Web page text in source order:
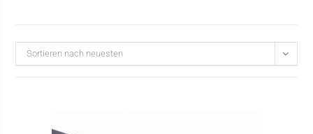
Sortieren nach neuesten